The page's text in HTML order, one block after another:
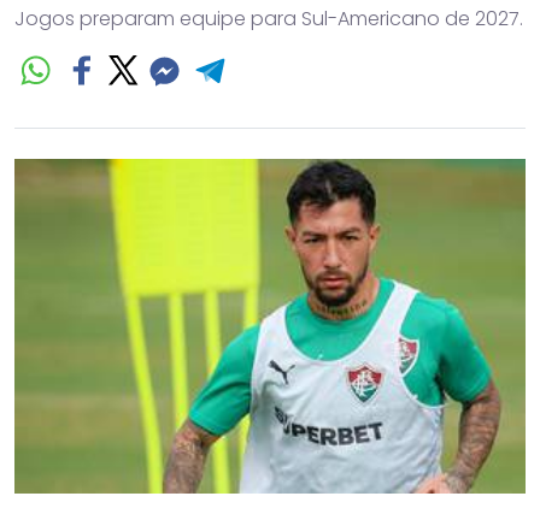
Jogos preparam equipe para Sul-Americano de 2027.